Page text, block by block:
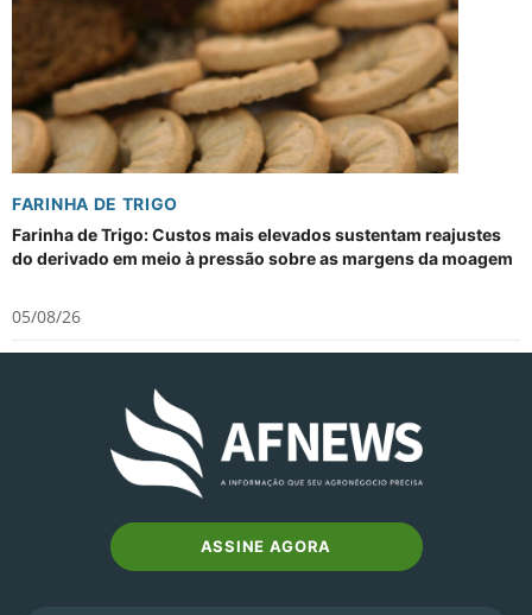
FARINHA DE TRIGO
Farinha de Trigo: Custos mais elevados sustentam reajustes
do derivado em meio à pressão sobre as margens da moagem
05/08/26
ASSINE AGORA